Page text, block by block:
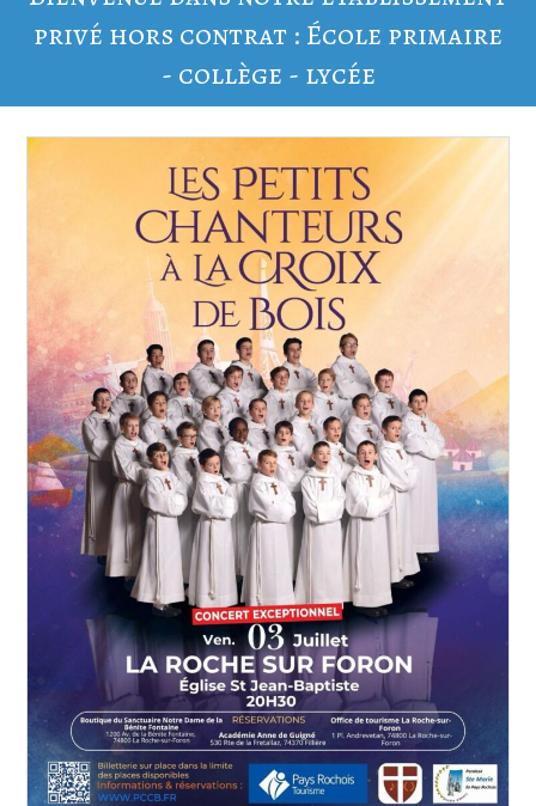
privé hors contrat : École primaire
- collège - lycée